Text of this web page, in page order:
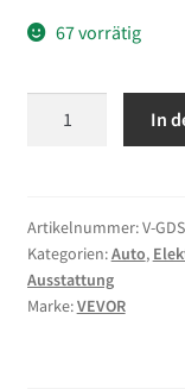
67 vorrätig
kg,
6
m
Hubhöhe,
In
Artikelnummer:V-
Kategorien:Auto,
Ausstattung
Marke:VEVOR